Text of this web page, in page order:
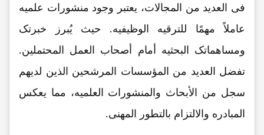
فی العدید من المجالات، یعتبر وجود منشورات علمیه
عاملاً مهمًا للترقیه الوظیفیه. حیث یُبرز خبرتک
ومساهماتک البحثیه أمام أصحاب العمل المحتملین.
تفضل العدید من المؤسسات المرشحین الذین لدیهم
سجل من الأبحاث والمنشورات العلمیه، مما یعکس
المبادره والالتزام بالتطور المهنی.